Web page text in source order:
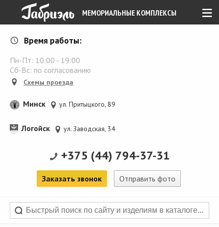
≡
МЕМОРИАЛЬНЫЕ КОМПЛЕКСЫ
Время работы:
Пн-Пт: 10:00 - 19:00
Сб-Вс: по согласованию
Схемы проезда
Минск ул. Притыцкого, 89
Логойск ул. Заводская, 34
+375 (44) 794-37-31
Заказать звонок Отправить фото